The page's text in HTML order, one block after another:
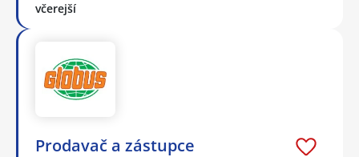
včerejší
Prodavač a zástupce